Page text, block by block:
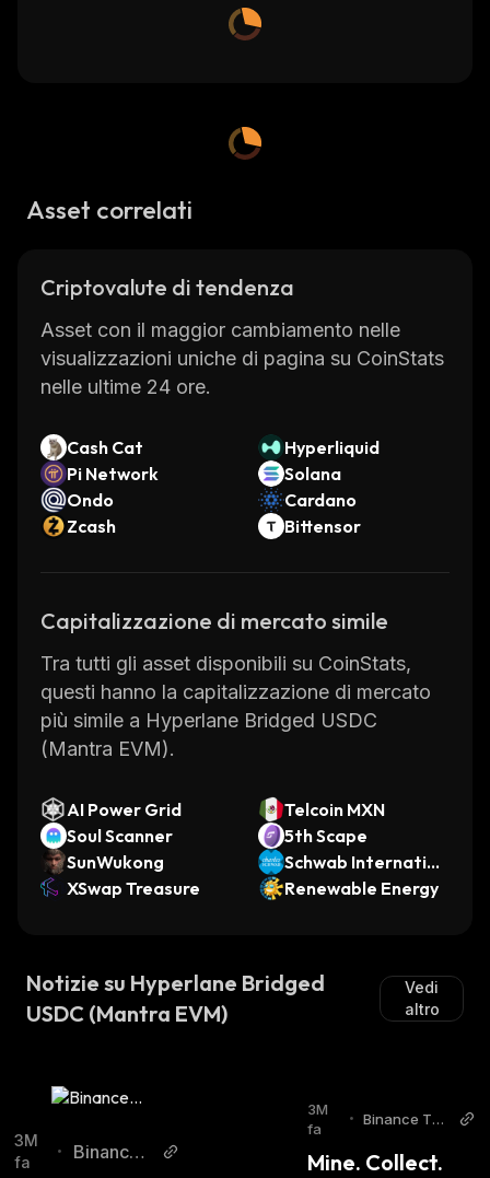
Asset correlati
Criptovalute di tendenza
Asset con il maggior cambiamento nelle
visualizzazioni uniche di pagina su CoinStats
nelle ultime 24 ore.
Cash Cat
Hyperliquid
Pi Network
Solana
Ondo
Cardano
Zcash
Bittensor
Capitalizzazione di mercato simile
Tra tutti gli asset disponibili su CoinStats,
questi hanno la capitalizzazione di mercato
più simile a Hyperlane Bridged USDC
(Mantra EVM).
AI Power Grid
Telcoin MXN
Soul Scanner
5th Scape
SunWukong
Schwab Internation
al Equity xStock
XSwap Treasure Renewable Energy
Notizie su Hyperlane Bridged
USDC (Mantra EVM)
Vedi
altro
3M
fa
•
Binance T
3M
fa
•
Binance Twit
Mine. Collect.